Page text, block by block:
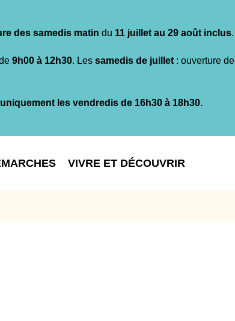
des samedis matin du 11 juillet au 29 août inclus.
9h00 à 12h30. Les samedis de juillet : ouverture de
les vendredis de 16h30 à 18h30.
VIVRE ET DÉCOUVRIR